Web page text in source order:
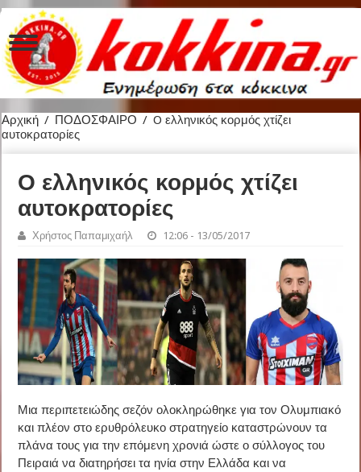
Αρχική / ΠΟΔΟΣΦΑΙΡΟ / O ελληνικός κορμός χτίζει
αυτοκρατορίες
O ελληνικός κορμός χτίζει
αυτοκρατορίες
Χρήστος Παπαμιχαήλ 12:06 - 13/05/2017
Μια περιπετειώδης σεζόν ολοκληρώθηκε για τον Ολυμπιακό
και πλέον στο ερυθρόλευκο στρατηγείο καταστρώνουν τα
πλάνα τους για την επόμενη χρονιά ώστε ο σύλλογος του
Πειραιά να διατηρήσει τα ηνία στην Ελλάδα και να